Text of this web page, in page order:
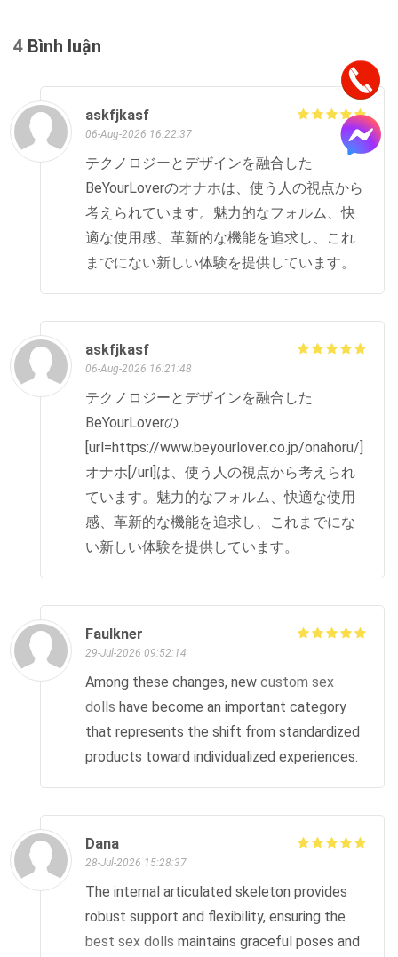
4 Bình luận
askfjkasf
06-Aug-2026 16:22:37
テクノロジーとデザインを融合した
BeYourLoverのオナホは、使う人の視点から
考えられています。魅力的なフォルム、快
適な使用感、革新的な機能を追求し、これ
までにない新しい体験を提供しています。
askfjkasf
06-Aug-2026 16:21:48
テクノロジーとデザインを融合した
BeYourLoverの
[url=https://www.beyourlover.co.jp/onahoru/]
オナホ[/url]は、使う人の視点から考えられ
ています。魅力的なフォルム、快適な使用
感、革新的な機能を追求し、これまでにな
い新しい体験を提供しています。
Faulkner
29-Jul-2026 09:52:14
Among these changes, new custom sex
dolls have become an important category
that represents the shift from standardized
products toward individualized experiences.
Dana
28-Jul-2026 15:28:37
The internal articulated skeleton provides
robust support and flexibility, ensuring the
best sex dolls maintains graceful poses and